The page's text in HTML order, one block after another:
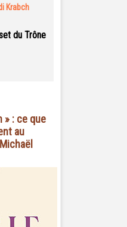
Krabch
du Trône
» : ce que
au